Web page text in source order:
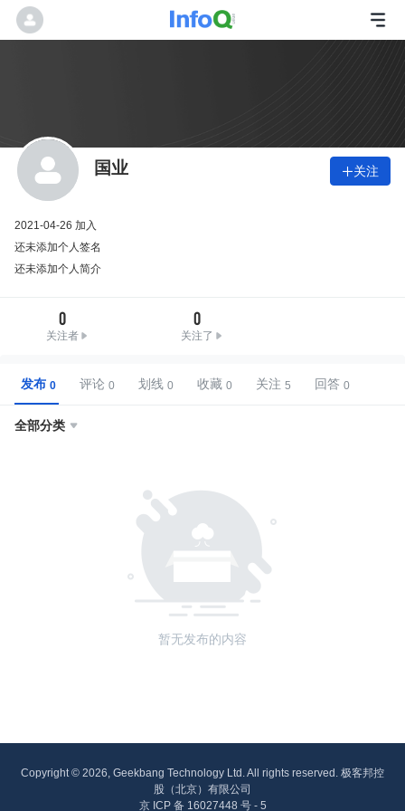
国业 关注
2021-04-26 加入
还未添加个人签名
还未添加个人简介
0
关注者
0
关注了
发布 评论 划线 收藏 关注 回答
全部分类 
暂无发布的内容
Copyright © 2026, Geekbang Technology Ltd. All rights reserved. 极客邦控
股（北京）有限公司
京 ICP 备 16027448 号 - 5